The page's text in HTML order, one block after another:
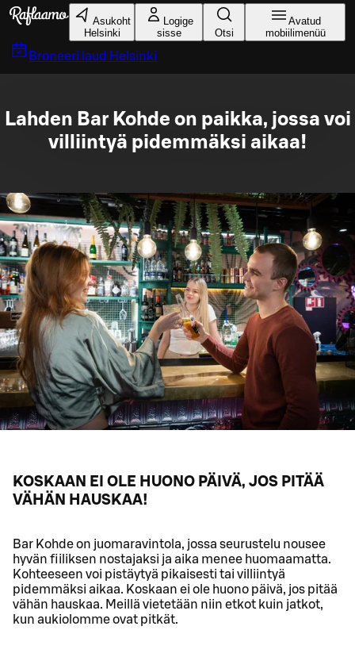
Liigu peamise sisu juurde
Asukoht
Helsinki
Logige
sisse
Otsi
Avatud
mobiilimenüü
Broneeri laud Helsinki
Lahden Bar Kohde on paikka, jossa voi
villiintyä pidemmäksi aikaa!
KOSKAAN EI OLE HUONO PÄIVÄ, JOS PITÄÄ
VÄHÄN HAUSKAA!
Bar Kohde on juomaravintola, jossa seurustelu nousee
hyvän fiiliksen nostajaksi ja aika menee huomaamatta.
Kohteeseen voi pistäytyä pikaisesti tai villiintyä
pidemmäksi aikaa. Koskaan ei ole huono päivä, jos pitää
vähän hauskaa. Meillä vietetään niin etkot kuin jatkot,
kun aukiolomme ovat pitkät.